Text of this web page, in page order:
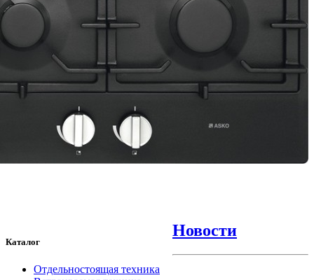
Каталог
Отдельностоящая техника
Новости